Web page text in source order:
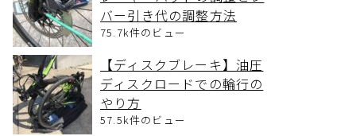
バー引き代の調整方法
75.7k件のビュー
【ディスクブレーキ】油圧
ディスクロードでの輪行の
やり方
57.5k件のビュー